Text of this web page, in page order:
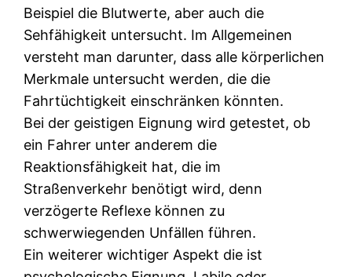
Beispiel die Blutwerte, aber auch die
Sehfähigkeit untersucht. Im Allgemeinen
versteht man darunter, dass alle körperlichen
Merkmale untersucht werden, die die
Fahrtüchtigkeit einschränken könnten.
Bei der geistigen Eignung wird getestet, ob
ein Fahrer unter anderem die
Reaktionsfähigkeit hat, die im
Straßenverkehr benötigt wird, denn
verzögerte Reflexe können zu
schwerwiegenden Unfällen führen.
Ein weiterer wichtiger Aspekt die ist